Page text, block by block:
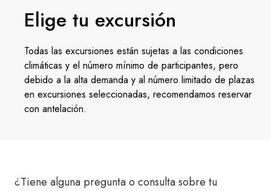
Elige tu excursión
Todas las excursiones están sujetas a las condiciones
climáticas y el número mínimo de participantes, pero
debido a la alta demanda y al número limitado de plazas
en excursiones seleccionadas, recomendamos reservar
con antelación.